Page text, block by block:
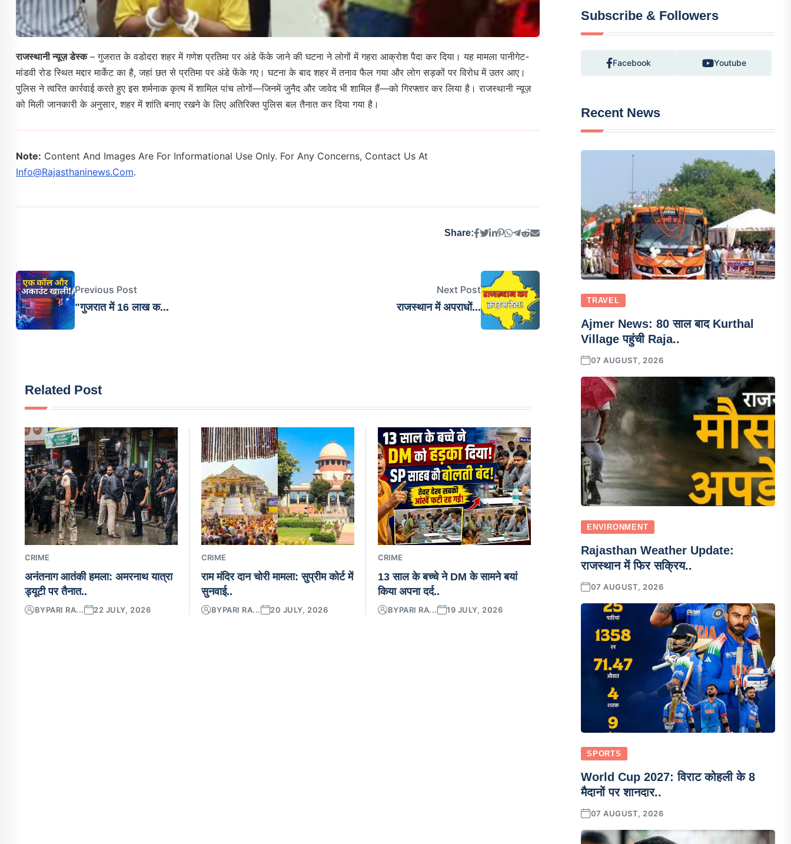
राजस्थानी न्यूज़ डेस्क– गुजरात के वडोदरा शहर में गणेश प्रतिमा पर अंडे फेंके जाने की घटना ने लोगों में गहरा आक्रोश पैदा कर दिया। यह मामला पानीगेट-
मांडवी रोड स्थित मद्दार मार्केट का है, जहां छत से प्रतिमा पर अंडे फेंके गए। घटना के बाद शहर में तनाव फैल गया और लोग सड़कों पर विरोध में उतर आए।
पुलिस ने त्वरित कार्रवाई करते हुए इस शर्मनाक कृत्य में शामिल पांच लोगों—जिनमें जुनैद और जावेद भी शामिल हैं—को गिरफ्तार कर लिया है। राजस्थानी न्यूज़
को मिली जानकारी के अनुसार, शहर में शांति बनाए रखने के लिए अतिरिक्त पुलिस बल तैनात कर दिया गया है।
Note: Content And Images Are For Informational Use Only. For Any Concerns, Contact Us At
Info@rajasthaninews.com.
Share:
Previous Post
"गुजरात में 16 लाख क...
Next Post
राजस्थान में अपराधों...
Related Post
CRIME
अनंतनाग आतंकी हमला: अमरनाथ यात्रा
ड्यूटी पर तैनात..
BYPARI RA... 22 JULY, 2026
CRIME
राम मंदिर दान चोरी मामला: सुप्रीम कोर्ट में
सुनवाई..
BYPARI RA... 20 JULY, 2026
CRIME
13 साल के बच्चे ने DM के सामने बयां
किया अपना दर्द..
BYPARI RA... 19 JULY, 2026
Subscribe & Followers
Facebook Youtube
Recent News
TRAVEL
Ajmer News: 80 साल बाद Kurthal
Village पहुंची Raja..
07 AUGUST, 2026
ENVIRONMENT
Rajasthan Weather Update:
राजस्थान में फिर सक्रिय..
07 AUGUST, 2026
SPORTS
World Cup 2027: विराट कोहली के 8
मैदानों पर शानदार..
07 AUGUST, 2026